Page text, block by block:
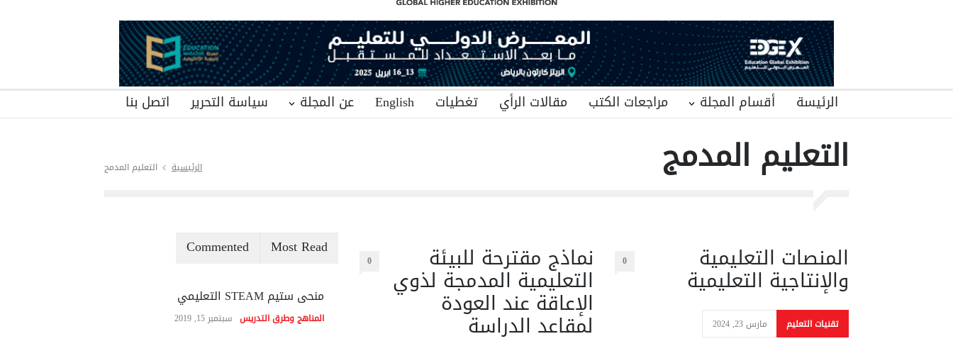
الرئيسة أقسام المجلة مراجعات الكتب مقالات الرأي تغطيات English عن المجلة سياسة التحرير اتصل بنا
التعليم المدمج الرئيسية التعليم المدمج
المنصات التعليمية
والإنتاجية التعليمية
0
تقنيات التعليم مارس 23, 2024
نماذج مقترحة للبيئة
التعليمية المدمجة لذوي
الإعاقة عند العودة
لمقاعد الدراسة
0
Most Read
Commented
منحى ستيم STEAM التعليمي
المناهج وطرق التدريس سبتمبر 15, 2019